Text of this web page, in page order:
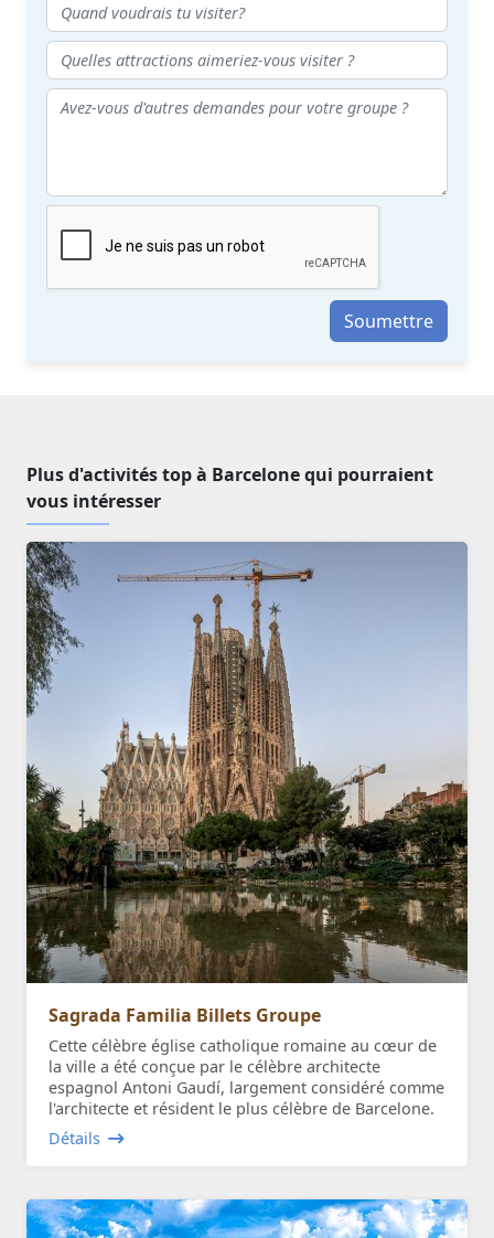
Soumettre
Plus d'activités top à Barcelone qui pourraient
vous intéresser
Sagrada Familia Billets Groupe
Cette célèbre église catholique romaine au cœur de
la ville a été conçue par le célèbre architecte
espagnol Antoni Gaudí, largement considéré comme
l'architecte et résident le plus célèbre de Barcelone.
Détails